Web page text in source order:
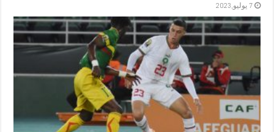
7 يوليو,2023